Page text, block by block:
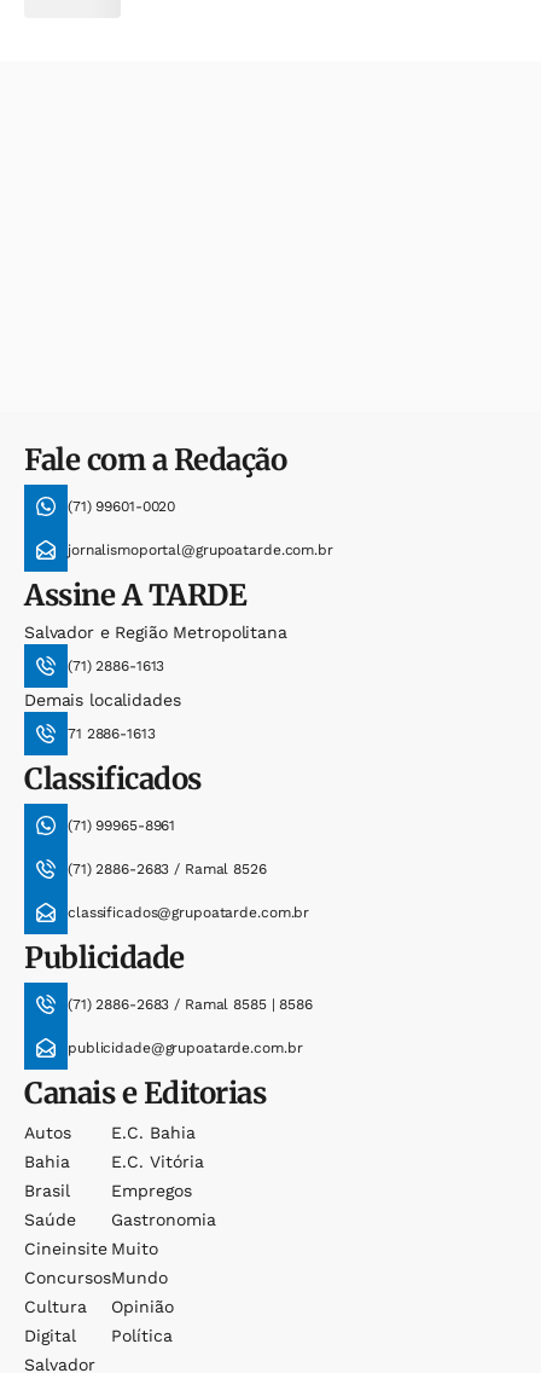
Fale com a Redação
(71) 99601-0020
jornalismoportal@grupoatarde.com.br
AssineA TARDE
Salvador e Região Metropolitana
(71) 2886-1613
Demais localidades
71 2886-1613
Classificados
(71) 99965-8961
(71) 2886-2683 / Ramal 8526
classificados@grupoatarde.com.br
Publicidade
(71) 2886-2683 / Ramal 8585 | 8586
publicidade@grupoatarde.com.br
Canais e Editorias
Autos
Bahia
Brasil
Saúde
Cineinsite
Concursos
Cultura
Digital
Salvador
E.c. Bahia
E.c. Vitória
Empregos
Gastronomia
Muito
Mundo
Opinião
Política